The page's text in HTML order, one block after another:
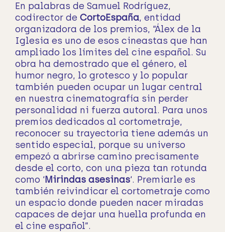
En palabras de Samuel Rodríguez,
codirector de CortoEspaña, entidad
organizadora de los premios, “Álex de la
Iglesia es uno de esos cineastas que han
ampliado los límites del cine español. Su
obra ha demostrado que el género, el
humor negro, lo grotesco y lo popular
también pueden ocupar un lugar central
en nuestra cinematografía sin perder
personalidad ni fuerza autoral. Para unos
premios dedicados al cortometraje,
reconocer su trayectoria tiene además un
sentido especial, porque su universo
empezó a abrirse camino precisamente
desde el corto, con una pieza tan rotunda
como ‘Mirindas asesinas‘. Premiarle es
también reivindicar el cortometraje como
un espacio donde pueden nacer miradas
capaces de dejar una huella profunda en
el cine español”.